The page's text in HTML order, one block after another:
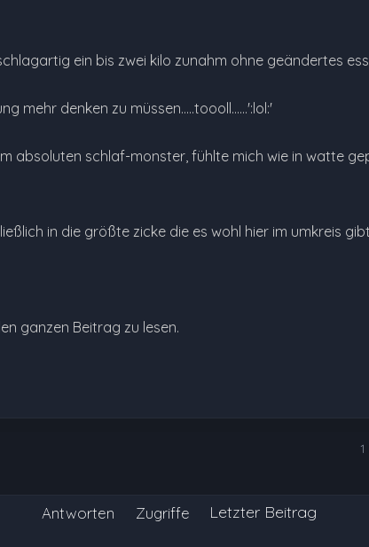
ein bis zwei kilo zunahm ohne geändertes
mehr denken zu müssen.....toooll......':lol:'
absoluten schlaf-monster, fühlte mich wie in watte
in die größte zicke die es wohl hier im umkreis
ganzen Beitrag zu lesen.
Antworten Zugriffe Letzter Beitrag